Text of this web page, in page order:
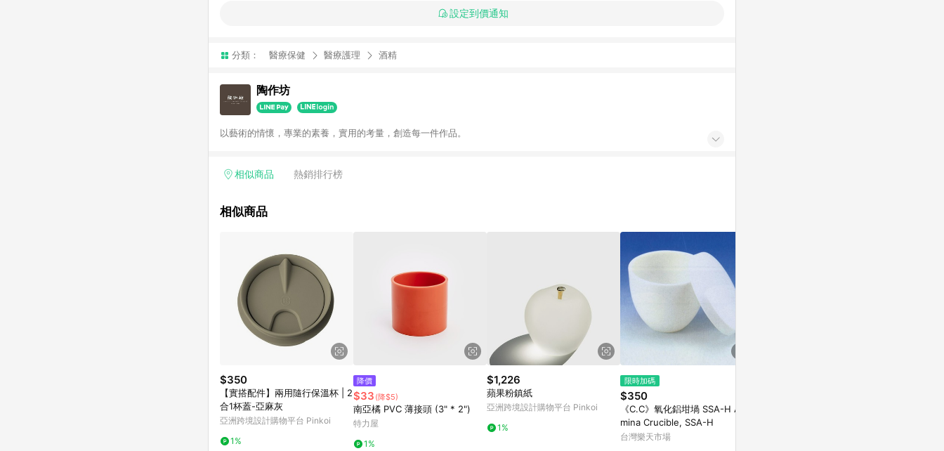
設定到價通知
分類： 醫療保健 醫療護理 酒精
陶作坊
以藝術的情懷，專業的素養，實用的考量，創造每一件作品。
相似商品 熱銷排行榜
相似商品
$350
【實搭配件】兩用隨行保溫杯 | 2
合1杯蓋-亞麻灰
亞洲跨境設計購物平台 Pinkoi
1%
降價
$33 (降$5)
南亞橘 PVC 薄接頭 (3" * 2")
特力屋
1%
$1,226
蘋果粉鎮紙
亞洲跨境設計購物平台 Pinkoi
1%
限時加碼
$350
《C.C》氧化鋁坩堝 SSA-H Alu
mina Crucible, SSA-H
台灣樂天市場